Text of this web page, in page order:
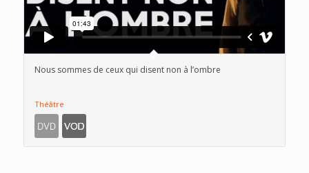
Nous sommes de ceux qui disent non à l’ombre
Théâtre